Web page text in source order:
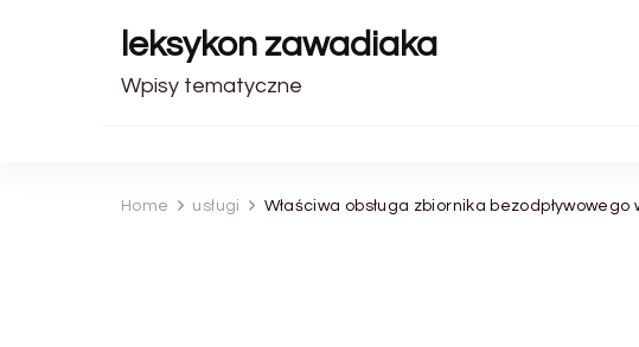
leksykon zawadiaka
Wpisy tematyczne
Home usługi Właściwa obsługa zbiornika